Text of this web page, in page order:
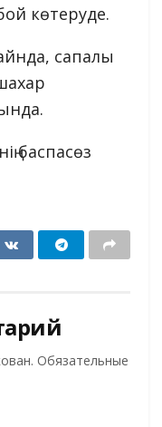
көтеруде.
сапалы
баспасөз
Обязательные